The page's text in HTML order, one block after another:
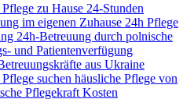
zu Hause 24-Stunden
im eigenen Zuhause 24h Pflege
24h-Betreuung durch polnische
und Patientenverfügung
aus Ukraine
suchen häusliche Pflege von
Pflegekraft Kosten